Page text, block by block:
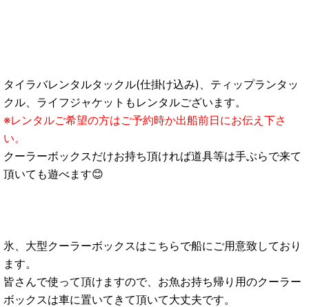
タイラバレンタルタックル(仕掛け込み)、ティップランタッ
クル、ライフジャケットもレンタルございます。
※レンタルご希望の方はご予約時か出船前日にお伝え下さ
い。
クーラーボックスだけお持ち頂ければ道具等は手ぶらで来て
頂いても遊べます😊
氷、大型クーラーボックスはこちらで船にご用意致しており
ます。
皆さんで使って頂けますので、お魚お持ち帰り用のクーラー
ボックスは車に置いてきて頂いて大丈夫です。